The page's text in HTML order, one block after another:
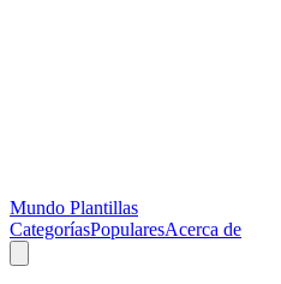
Mundo Plantillas
CategoríasPopularesAcerca de